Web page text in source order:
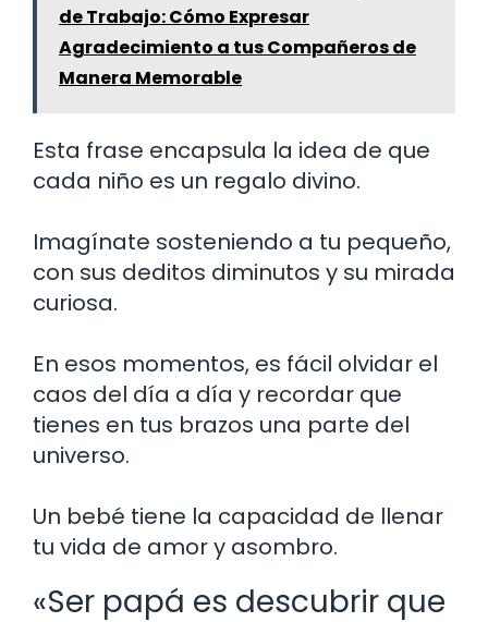
de Trabajo: Cómo Expresar
Agradecimiento a tus Compañeros de
Manera Memorable
Esta frase encapsula la idea de que
cada niño es un regalo divino.
Imagínate sosteniendo a tu pequeño,
con sus deditos diminutos y su mirada
curiosa.
En esos momentos, es fácil olvidar el
caos del día a día y recordar que
tienes en tus brazos una parte del
universo.
Un bebé tiene la capacidad de llenar
tu vida de amor y asombro.
«Ser papá es descubrir que